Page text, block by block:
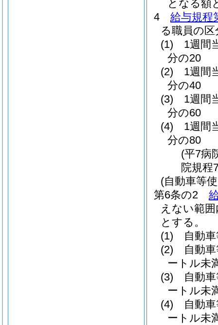
となる額
4
給与規程
る職員の
(1)
1週間
分の20
(2)
1週間
分の40
(3)
1週間
分の60
(4)
1週間
分の80
(平7病
院規程
(自動車等
第6条の2
えない範
とする。
(1)
自動
(2)
自動
ートル未
(3)
自動
ートル未
(4)
自動
ートル未